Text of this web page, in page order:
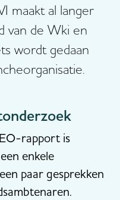
maakt al langer
van de Wki en
wordt gedaan
rapport is
enkele
paar gesprekken